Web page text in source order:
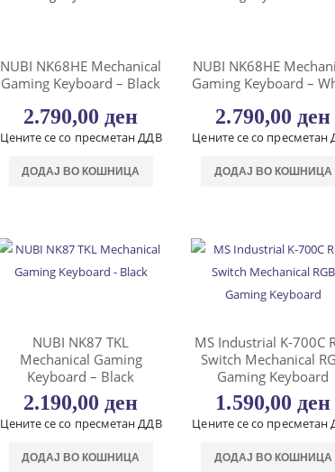
NUBI NK68HE Mechanical
Gaming Keyboard – Black
2.790,00 ден
Цените се со пресметан ДДВ
ДОДАЈ ВО КОШНИЦА
NUBI NK68HE
Gaming Keyboard –
2.790,00 ден
Цените се со пресметан
ДОДАЈ ВО КОШНИЦА
NUBI NK87 TKL
Mechanical Gaming
Keyboard – Black
2.190,00ден
Цените се со пресметан ДДВ
ДОДАЈ ВО КОШНИЦА
MS Industrial K-700C
Switch Mechanical
Gaming Keyboard
1.590,00ден
Цените се со пресметан
ДОДАЈ ВО КОШНИЦА